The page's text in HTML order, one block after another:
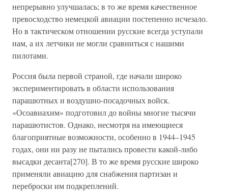
непрерывно улучшалась; в то же время качественное
превосходство немецкой авиации постепенно исчезало.
Но в тактическом отношении русские всегда уступали
нам, а их летчики не могли сравниться с нашими
пилотами.
Россия была первой страной, где начали широко
экспериментировать в области использования
парашютных и воздушно-посадочных войск.
«Осоавиахим» подготовил до войны многие тысячи
парашютистов. Однако, несмотря на имеющиеся
благоприятные возможности, особенно в 1944–1945
годах, они ни разу не пытались провести какой-либо
высадки десанта[270]. В то же время русские широко
применяли авиацию для снабжения партизан и
переброски им подкреплений.